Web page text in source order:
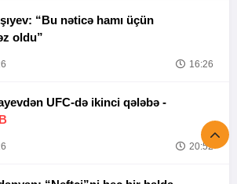
“Bu nəticə hamı üçün
oldu”
16:26
Tofiq Musayevdən UFC-də ikinci qələbə -
20:52